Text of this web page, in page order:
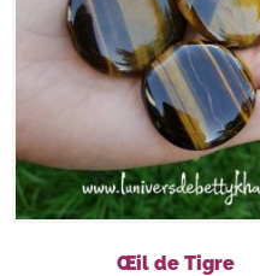
Œil de Tigre